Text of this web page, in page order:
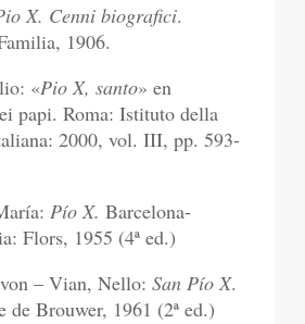
X. Cenni biografici.
1906.
«Pio X, santo» en
papi. Roma: Istituto della
2000, vol. III, pp. 593-
Pío X. Barcelona-
Flors, 1955 (4ª ed.)
– Vian, Nello:San Pío X.
de Brouwer, 1961 (2ª ed.)